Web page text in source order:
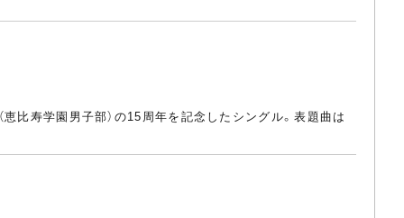
比寿学園男子部）の15周年を記念したシングル。表題曲は